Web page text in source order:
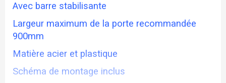
Avec barre stabilisante
Largeur maximum de la porte recommandée
900mm
Matière acier et plastique
Schéma de montage inclus